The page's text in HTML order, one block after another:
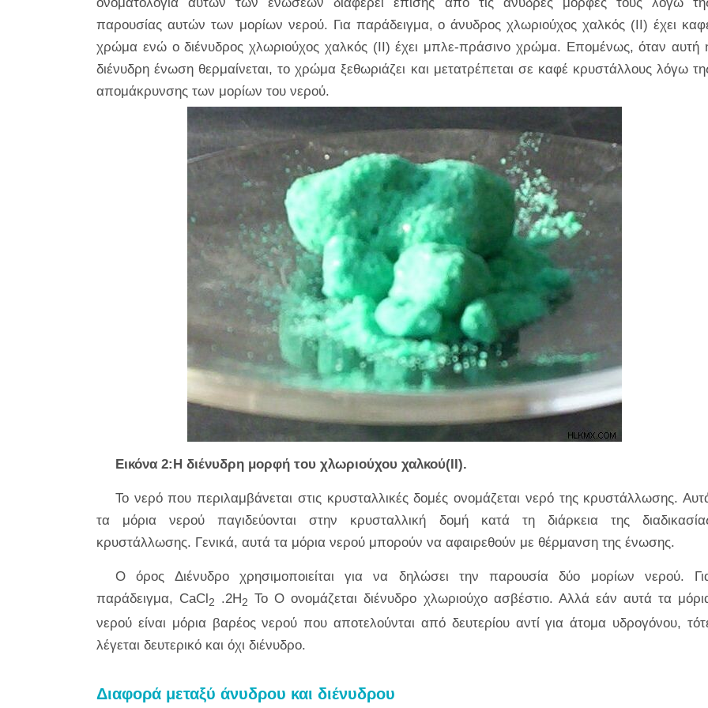
παρουσίας αυτών των μορίων νερού. Για παράδειγμα, ο άνυδρος χλωριούχος χαλκός (II) έχει
χρώμα ενώ ο διένυδρος χλωριούχος χαλκός (II) έχει μπλε-πράσινο χρώμα. Επομένως, όταν αυτή
διένυδρη ένωση θερμαίνεται, το χρώμα ξεθωριάζει και μετατρέπεται σε καφέ κρυστάλλους λόγω
απομάκρυνσης των μορίων του νερού.
Εικόνα 2:Η διένυδρη μορφή του χλωριούχου χαλκού(II).
Το νερό που περιλαμβάνεται στις κρυσταλλικές δομές ονομάζεται νερό της κρυστάλλωσης.
τα μόρια νερού παγιδεύονται στην κρυσταλλική δομή κατά τη διάρκεια της
κρυστάλλωσης. Γενικά, αυτά τα μόρια νερού μπορούν να αφαιρεθούν με θέρμανση της ένωσης.
Ο όρος Διένυδρο χρησιμοποιείται για να δηλώσει την παρουσία δύο μορίων νερού.
παράδειγμα, CaCl2 .2Η2 Το O ονομάζεται διένυδρο χλωριούχο ασβέστιο. Αλλά εάν αυτά τα
νερού είναι μόρια βαρέος νερού που αποτελούνται από δευτερίου αντί για άτομα υδρογόνου,
λέγεται δευτερικό και όχι διένυδρο.
Διαφορά μεταξύ άνυδρου και διένυδρου